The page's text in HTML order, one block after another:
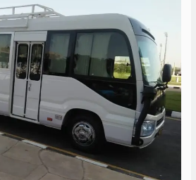
للايجار